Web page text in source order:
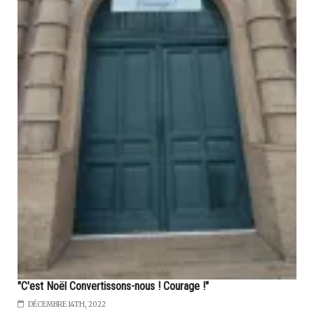
"C'est Noël Convertissons-nous ! Courage !"
DÉCEMBRE 14TH, 2022